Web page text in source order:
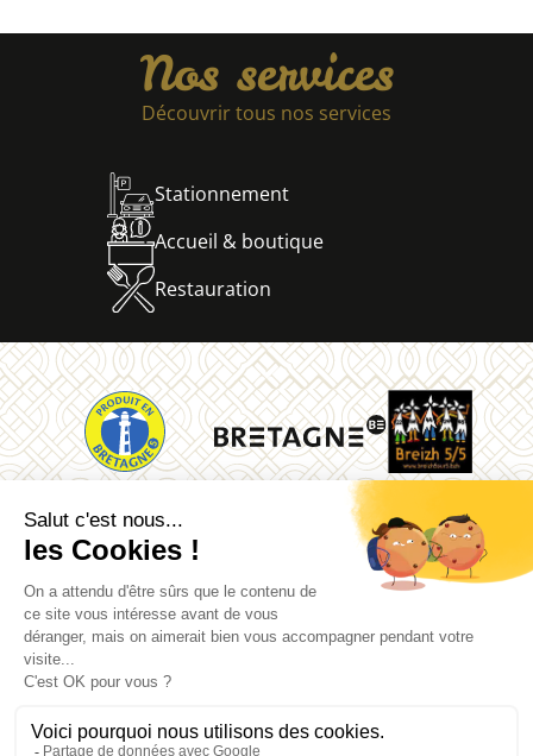
Nos services
Découvrir tous nos services
Stationnement
Accueil & boutique
Restauration
Quénéquillec
22160 Carnoët
02 96 91 62 26